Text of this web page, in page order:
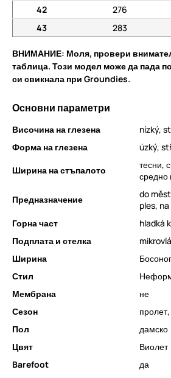
42
276
43
283
ВНИМАНИЕ: Моля, провери
таблица. Този модел може да пада
си свикнала при Groundies.
Основни параметри
Височина на глезена
nízký,
Форма на глезена
úzký,
Ширина на стъпалото
тесни,
средно
Предназначение
do
ples,
Горна част
hladká
Подплата и стелка
Ширина
Босоног
Стил
Мембрана
не
Сезон
Пол
дамско
Цвят
Виолет
Barefoot
да